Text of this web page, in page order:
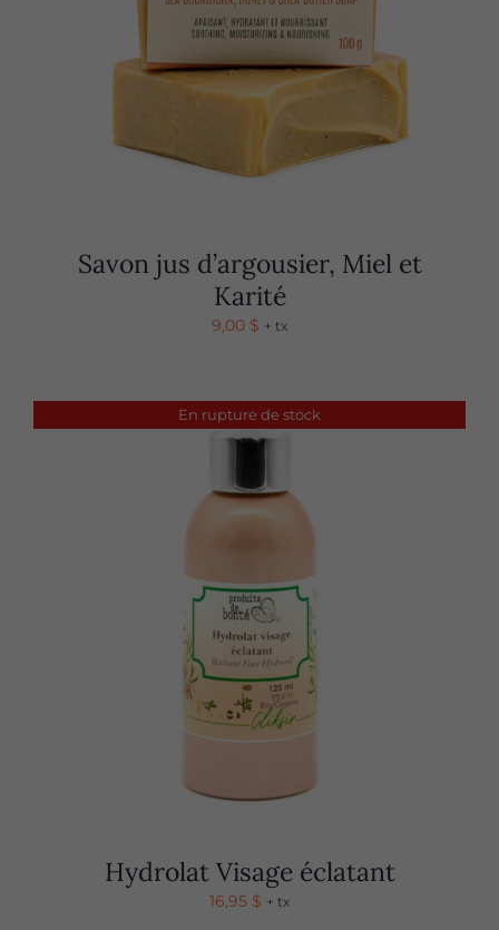
Savon jus d’argousier, Miel et
Karité
9,00 $ + tx
En rupture de stock
Hydrolat Visage éclatant
16,95 $ + tx